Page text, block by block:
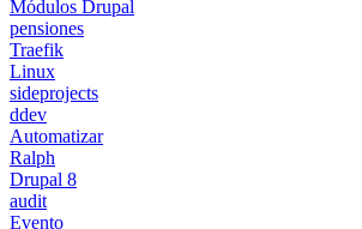
Módulos Drupal
pensiones
Traefik
Linux
sideprojects
ddev
Automatizar
Ralph
Drupal 8
audit
Evento